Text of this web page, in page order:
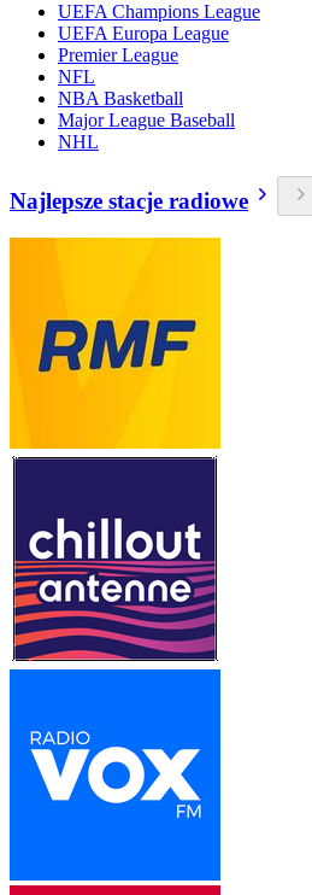
UEFA Champions League
UEFA Europa League
Premier League
NFL
NBA Basketball
Major League Baseball
NHL
Najlepsze stacje radiowe